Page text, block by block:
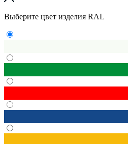
Выберите цвет изделия RAL